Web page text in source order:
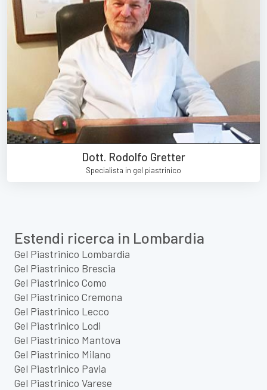
Dott. Rodolfo Gretter
Specialista in gel piastrinico
Estendi ricerca in Lombardia
Gel Piastrinico Lombardia
Gel Piastrinico Brescia
Gel Piastrinico Como
Gel Piastrinico Cremona
Gel Piastrinico Lecco
Gel Piastrinico Lodi
Gel Piastrinico Mantova
Gel Piastrinico Milano
Gel Piastrinico Pavia
Gel Piastrinico Varese